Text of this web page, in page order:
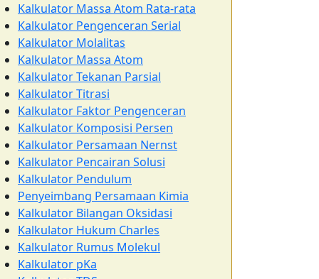
Kalkulator Massa Atom Rata-rata
Kalkulator Pengenceran Serial
Kalkulator Molalitas
Kalkulator Massa Atom
Kalkulator Tekanan Parsial
Kalkulator Titrasi
Kalkulator Faktor Pengenceran
Kalkulator Komposisi Persen
Kalkulator Persamaan Nernst
Kalkulator Pencairan Solusi
Kalkulator Pendulum
Penyeimbang Persamaan Kimia
Kalkulator Bilangan Oksidasi
Kalkulator Hukum Charles
Kalkulator Rumus Molekul
Kalkulator pKa